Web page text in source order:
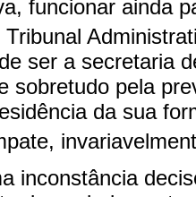
funcionar ainda
ser a secretaria
sobretudo pela
da sua
inconstância